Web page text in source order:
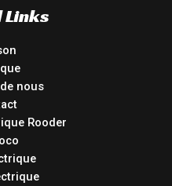
Links
nous
Rooder